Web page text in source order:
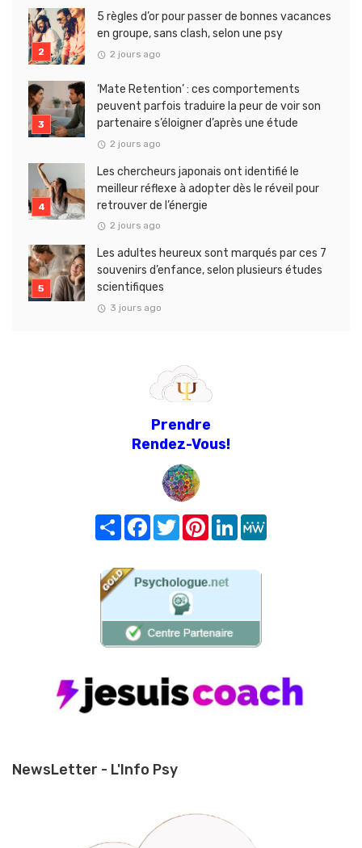
5 règles d’or pour passer de bonnes vacances
en groupe, sans clash, selon une psy
2 jours ago
‘Mate Retention’ : ces comportements
peuvent parfois traduire la peur de voir son
partenaire s’éloigner d’après une étude
2 jours ago
Les chercheurs japonais ont identifié le
meilleur réflexe à adopter dès le réveil pour
retrouver de l’énergie
2 jours ago
Les adultes heureux sont marqués par ces 7
souvenirs d’enfance, selon plusieurs études
scientifiques
3 jours ago
Prendre
Rendez-Vous!
Share FacebookTwitterPinterest
LinkedIn
NewsLetter - L'Info Psy